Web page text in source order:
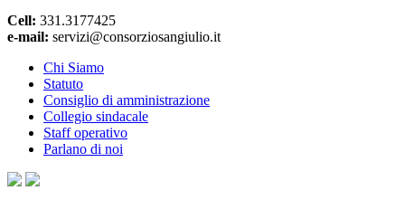
Cell: 331.3177425
e-mail: servizi@consorziosangiulio.it
Chi Siamo
Statuto
Consiglio di amministrazione
Collegio sindacale
Staff operativo
Parlano di noi